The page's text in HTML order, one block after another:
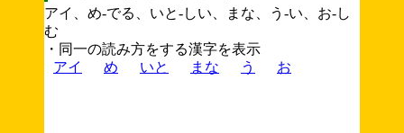
アイ、め-でる、いと-しい、まな、う-い、お-し
む
・同一の読み方をする漢字を表示
アイ
め いと まな う お